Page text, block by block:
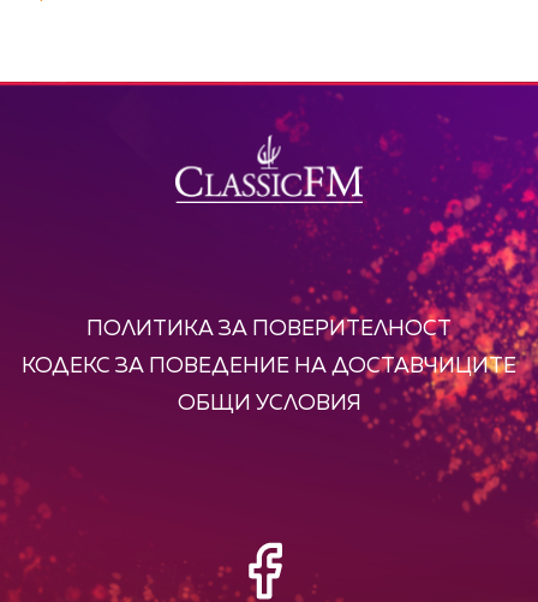
ПОЛИТИКА ЗА ПОВЕРИТЕЛНОСТ
КОДЕКС ЗА ПОВЕДЕНИЕ НА ДОСТАВЧИЦИТЕ
ОБЩИ УСЛОВИЯ